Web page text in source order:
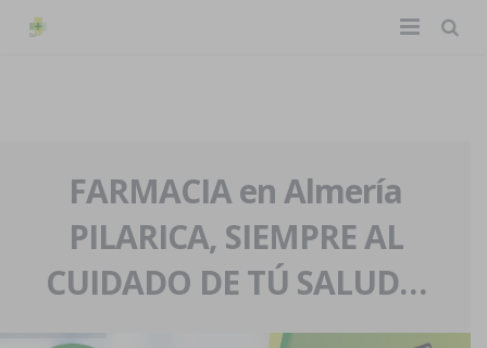
La farmacia
Nuestra historia
Nuestro equipo
Eventos
Servicios y reservas
Pedidos express
FARMACIA en Almería
PILARICA, SIEMPRE AL
CUIDADO DE TÚ SALUD…